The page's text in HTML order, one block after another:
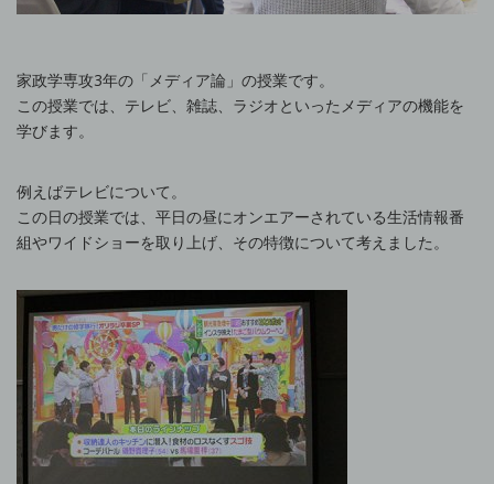
家政学専攻3年の「メディア論」の授業です。
この授業では、テレビ、雑誌、ラジオといったメディアの機能を
学びます。
例えばテレビについて。
この日の授業では、平日の昼にオンエアーされている生活情報番
組やワイドショーを取り上げ、その特徴について考えました。